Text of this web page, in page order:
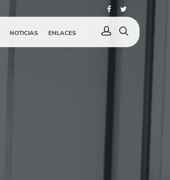
NOTICIAS ENLACES